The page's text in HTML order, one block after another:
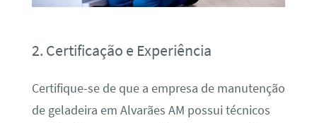
2. Certificação e Experiência
Certifique-se de que a empresa de manutenção
de geladeira em Alvarães AM possui técnicos